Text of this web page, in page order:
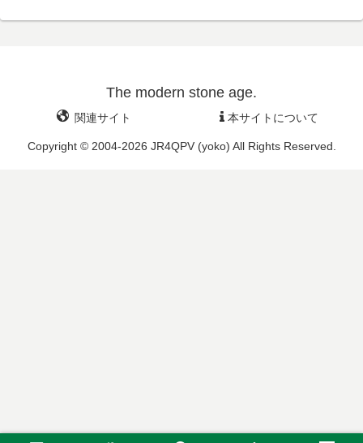
The modern stone age.
関連サイト 本サイトについて
Copyright © 2004-2026 JR4QPV (yoko) All Rights Reserved.